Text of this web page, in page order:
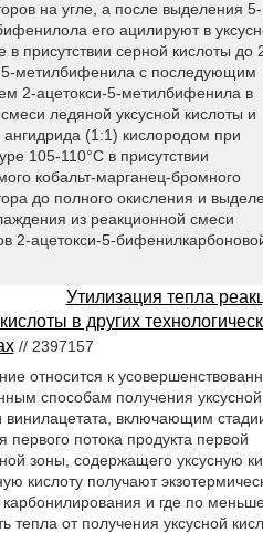
на угле, а после выделения 5-
его ацилируют в
в присутствии серной кислоты до
5-метилбифенила с последующим
2-ацетокси-5-метилбифенила в
ледяной уксусной кислоты и
ангидрида (1:1) кислородом при
105-110°С в присутствии
кобальт-марганец-бромного
до полного окисления и
из реакционной смеси
2-ацетокси-5-
Утилизация тепла
в других
// 2397157
относится к
способам получения уксусной
винилацетата, включающим
первого потока продукта первой
зоны, содержащего уксусную
кислоту получают
карбонилирования и где по
тепла от получения уксусной